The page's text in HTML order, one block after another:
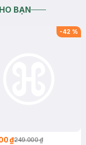
BẠN
-42 %
₫249.000 ₫